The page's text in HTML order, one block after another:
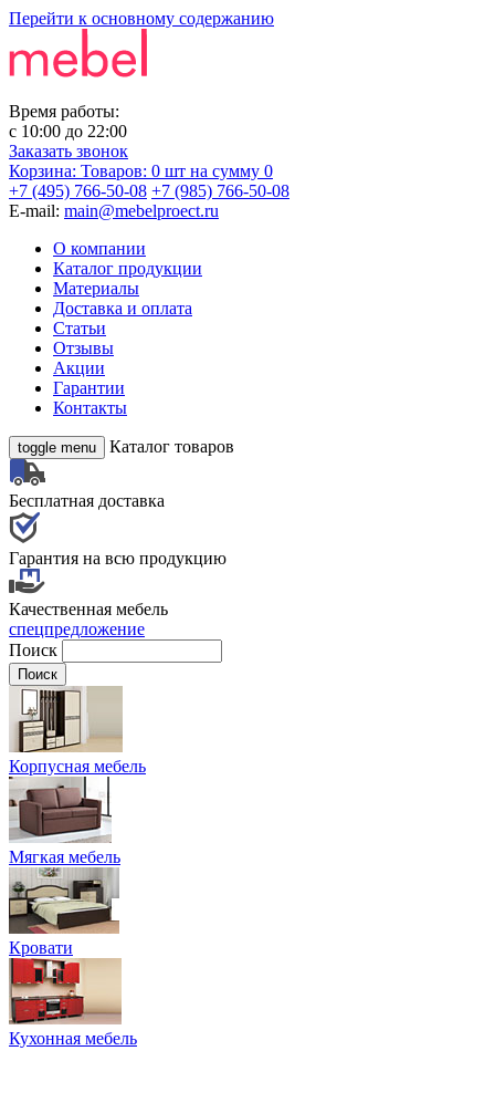
Перейти к основному содержанию
Время работы:
с 10:00 до 22:00
Заказать звонок
Корзина: Товаров: 0 шт на сумму 0
+7 (495) 766-50-08 +7 (985) 766-50-08
E-mail: main@mebelproect.ru
О компании
Каталог продукции
Материалы
Доставка и оплата
Статьи
Отзывы
Акции
Гарантии
Контакты
toggle menu Каталог товаров
Бесплатная доставка
Гарантия на всю продукцию
Качественная мебель
спецпредложение
Поиск
Корпусная мебель
Мягкая мебель
Кровати
Кухонная мебель